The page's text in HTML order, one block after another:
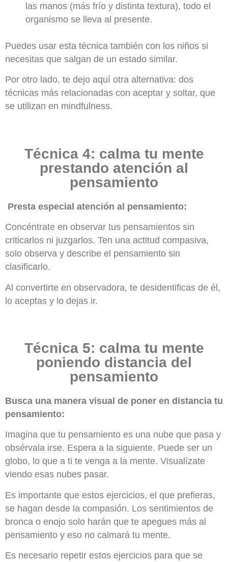
las manos (más frío y distinta textura), todo el
organismo se lleva al presente.
Puedes usar esta técnica también con los niños si
necesitas que salgan de un estado similar.
Por otro lado, te dejo aquí otra alternativa: dos
técnicas más relacionadas con aceptar y soltar, que
se utilizan en mindfulness.
Técnica 4: calma tu mente
prestando atención al
pensamiento
Presta especial atención al pensamiento:
Concéntrate en observar tus pensamientos sin
criticarlos ni juzgarlos. Ten una actitud compasiva,
solo observa y describe el pensamiento sin
clasificarlo.
Al convertirte en observadora, te desidentificas de él,
lo aceptas y lo dejas ir.
Técnica 5: calma tu mente
poniendo distancia del
pensamiento
Busca una manera visual de poner en distancia tu
pensamiento:
Imagina que tu pensamiento es una nube que pasa y
obsérvala irse. Espera a la siguiente. Puede ser un
globo, lo que a ti te venga a la mente. Visualízate
viendo esas nubes pasar.
Es importante que estos ejercicios, el que prefieras,
se hagan desde la compasión. Los sentimientos de
bronca o enojo solo harán que te apegues más al
pensamiento y eso no calmará tu mente.
Es necesario repetir estos ejercicios para que se